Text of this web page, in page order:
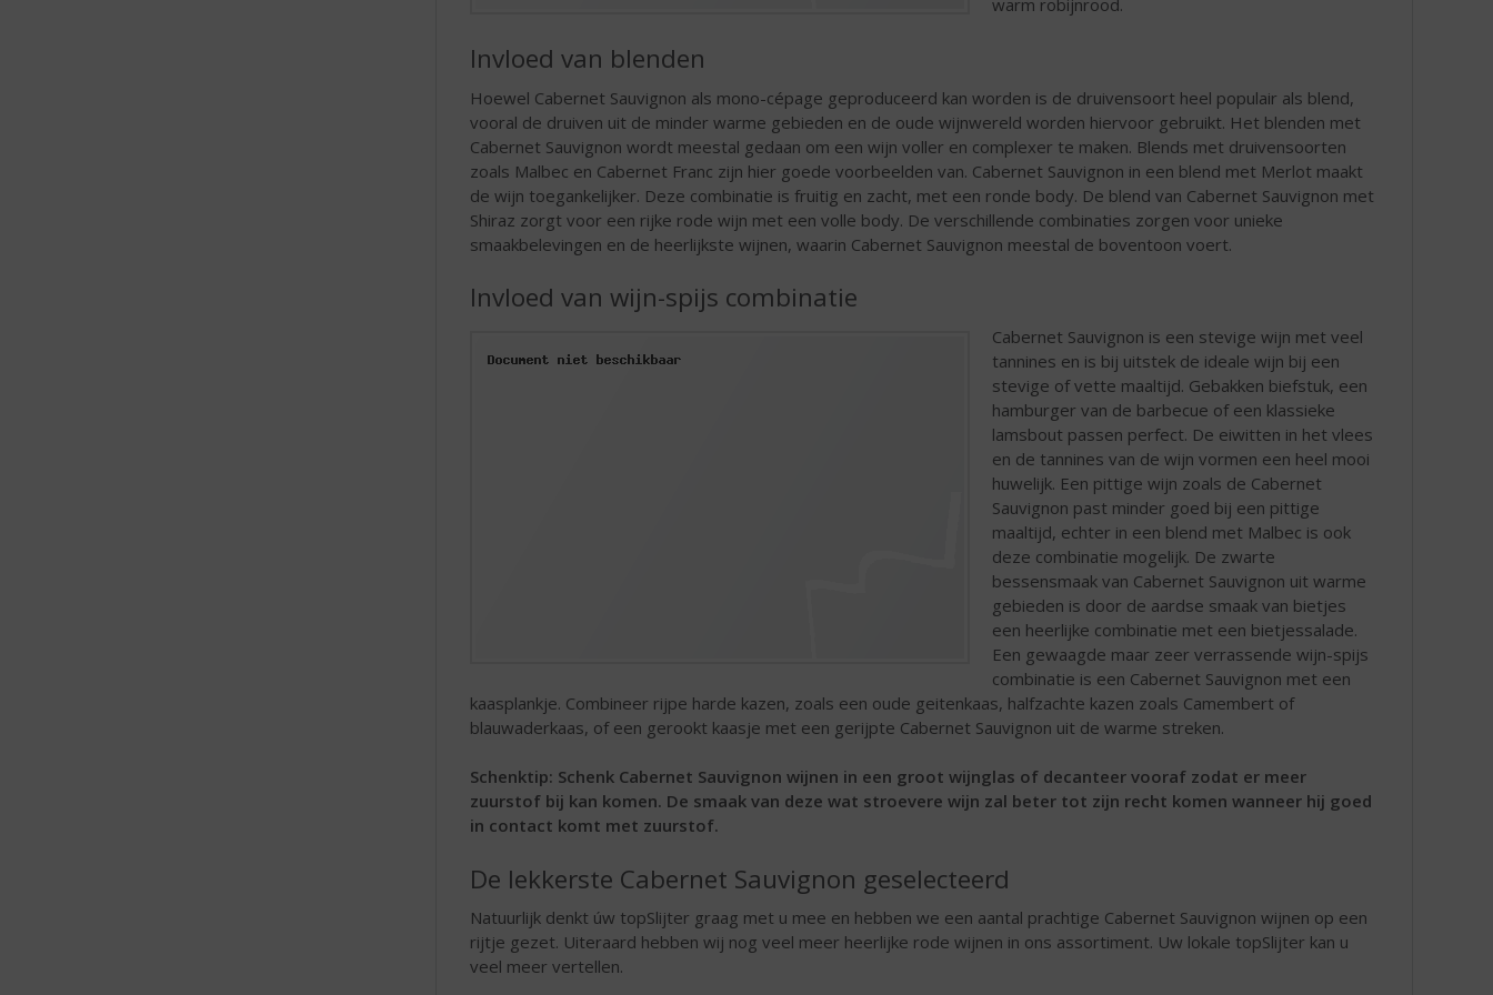
warm robijnrood.
Invloed van blenden
Hoewel Cabernet Sauvignon als mono-cépage geproduceerd kan worden is de druivensoort heel populair als blend,
vooral de druiven uit de minder warme gebieden en de oude wijnwereld worden hiervoor gebruikt. Het blenden met
Cabernet Sauvignon wordt meestal gedaan om een wijn voller en complexer te maken. Blends met druivensoorten
zoals Malbec en Cabernet Franc zijn hier goede voorbeelden van. Cabernet Sauvignon in een blend met Merlot maakt
de wijn toegankelijker. Deze combinatie is fruitig en zacht, met een ronde body. De blend van Cabernet Sauvignon met
Shiraz zorgt voor een rijke rode wijn met een volle body. De verschillende combinaties zorgen voor unieke
smaakbelevingen en de heerlijkste wijnen, waarin Cabernet Sauvignon meestal de boventoon voert.
Invloed van wijn-spijs combinatie
Cabernet Sauvignon is een stevige wijn met veel
tannines en is bij uitstek de ideale wijn bij een
stevige of vette maaltijd. Gebakken biefstuk, een
hamburger van de barbecue of een klassieke
lamsbout passen perfect. De eiwitten in het vlees
en de tannines van de wijn vormen een heel mooi
huwelijk. Een pittige wijn zoals de Cabernet
Sauvignon past minder goed bij een pittige
maaltijd, echter in een blend met Malbec is ook
deze combinatie mogelijk. De zwarte
bessensmaak van Cabernet Sauvignon uit warme
gebieden is door de aardse smaak van bietjes
een heerlijke combinatie met een bietjessalade.
Een gewaagde maar zeer verrassende wijn-spijs
combinatie is een Cabernet Sauvignon met een
kaasplankje. Combineer rijpe harde kazen, zoals een oude geitenkaas, halfzachte kazen zoals Camembert of
blauwaderkaas, of een gerookt kaasje met een gerijpte Cabernet Sauvignon uit de warme streken.
Schenktip: Schenk Cabernet Sauvignon wijnen in een groot wijnglas of decanteer vooraf zodat er meer
zuurstof bij kan komen. De smaak van deze wat stroevere wijn zal beter tot zijn recht komen wanneer hij goed
in contact komt met zuurstof.
De lekkerste Cabernet Sauvignon geselecteerd
Natuurlijk denkt úw topSlijter graag met u mee en hebben we een aantal prachtige Cabernet Sauvignon wijnen op een
rijtje gezet. Uiteraard hebben wij nog veel meer heerlijke rode wijnen in ons assortiment. Uw lokale topSlijter kan u
veel meer vertellen.